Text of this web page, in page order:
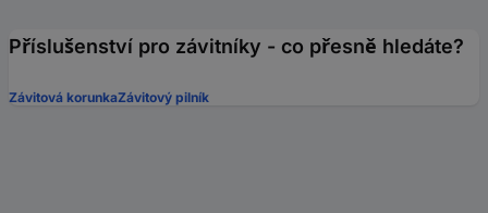
Příslušenství pro závitníky - co přesně hledáte?
Závitová korunkaZávitový pilník